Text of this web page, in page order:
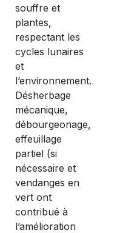
souffre et
plantes,
respectant les
cycles lunaires
et
l’environnement.
Désherbage
mécanique,
débourgeonage,
effeuillage
partiel (si
nécessaire et
vendanges en
vert ont
contribué à
l’amélioration